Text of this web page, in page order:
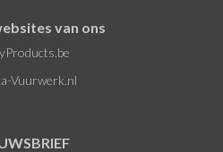
van ons
Vuurwerk.nl